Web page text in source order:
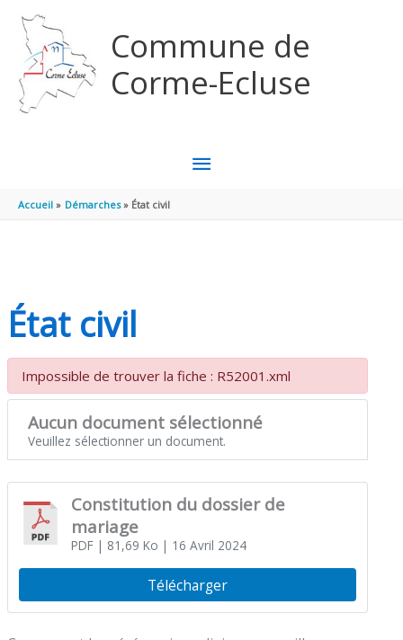
Commune de
Corme-Ecluse
MENU
Accueil Démarches État civil
État civil
Impossible de trouver la fiche : R52001.xml
Aucun document sélectionné
Veuillez sélectionner un document.
Constitution du dossier de
mariage
PDF| 81,69 Ko | 16 Avril 2024
Télécharger